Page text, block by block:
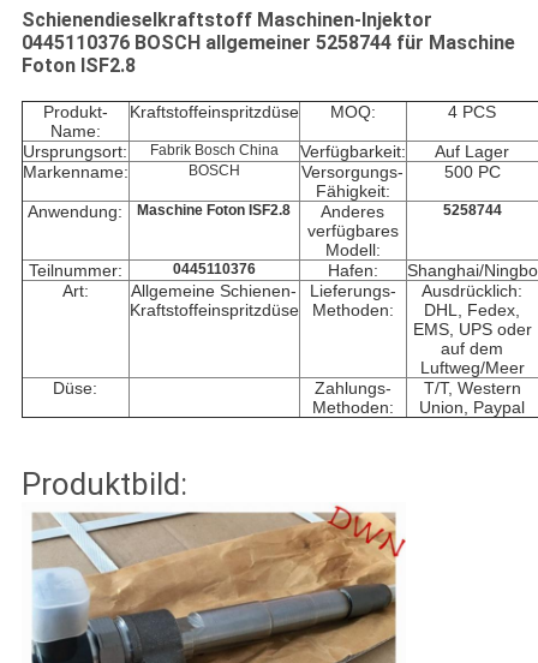
Schienendieselkraftstoff Maschinen-Injektor
0445110376 BOSCH allgemeiner 5258744 für Maschine
Foton ISF2.8
Produkt-
Name:
Kraftstoffeinspritzdüse MOQ: 4 PCS
Ursprungsort: Fabrik Bosch China Verfügbarkeit:
Auf Lager
Markenname:
BOSCH
Versorgungs-
Fähigkeit:
500 PC
Anwendung: Maschine Foton ISF2.8
Anderes
verfügbares
Modell:
5258744
Teilnummer: 0445110376 Hafen:
Shanghai/Ningbo
Art:
Allgemeine Schienen-
Kraftstoffeinspritzdüse
Lieferungs-
Methoden:
Ausdrücklich:
DHL, Fedex,
EMS, UPS oder
auf dem
Luftweg/Meer
Düse:
Zahlungs-
Methoden:
T/T, Western
Union, Paypal
Produktbild: